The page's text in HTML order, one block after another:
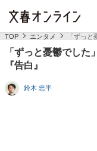
TOP エンタメ 「ずっ
「ずっと憂鬱でし
『告白』
鈴木 忠平